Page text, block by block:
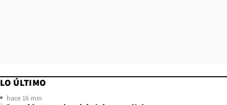
LO ÚLTIMO
hace 16 min